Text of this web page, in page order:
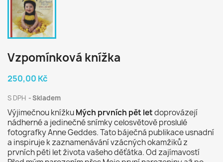
Vzpomínková knížka
250,00 Kč
S DPH Skladem
Výjimečnou knížkuMých prvních pět letdoprovázejí
nádherné a jedinečné snímky celosvětově proslulé
fotografky Anne Geddes. Tato báječná publikace usnadní
a inspiruje k zaznamenávání vzácných okamžiků z
prvních pěti let života vašeho děťátka. Od zajímavostí